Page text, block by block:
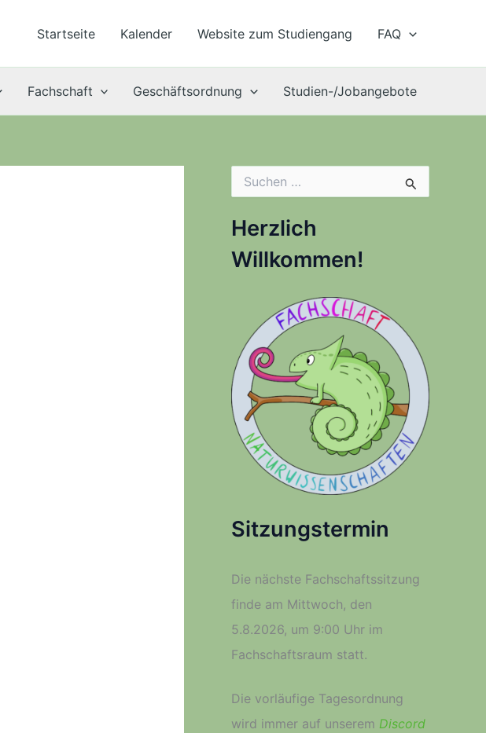
Startseite Kalender Website zum Studiengang FAQ
Fachschaft Geschäftsordnung Studien-/Jobangebote
h
e
n
n
Herzlich
Willkommen!
Sitzungstermin
Die nächste Fachschaftssitzung
finde am Mittwoch, den
5.8.2026, um 9:00 Uhr im
Fachschaftsraum statt.
Die vorläufige Tagesordnung
wird immer auf unserem Discord